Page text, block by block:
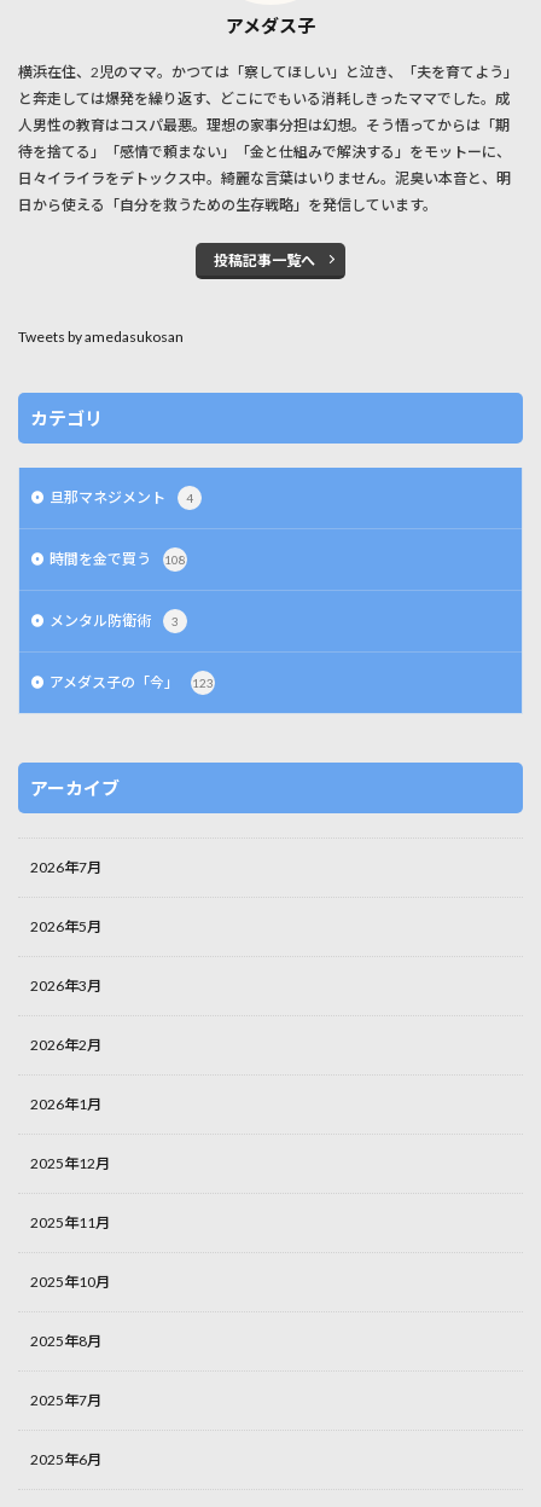
アメダス子
横浜在住、2児のママ。かつては「察してほしい」と泣き、「夫を育てよう」
と奔走しては爆発を繰り返す、どこにでもいる消耗しきったママでした。成
人男性の教育はコスパ最悪。理想の家事分担は幻想。そう悟ってからは「期
待を捨てる」「感情で頼まない」「金と仕組みで解決する」をモットーに、
日々イライラをデトックス中。綺麗な言葉はいりません。泥臭い本音と、明
日から使える「自分を救うための生存戦略」を発信しています。
投稿記事一覧へ
Tweets by amedasukosan
カテゴリ
旦那マネジメント 4
時間を金で買う 108
メンタル防衛術 3
アメダス子の「今」 123
アーカイブ
2026年7月
2026年5月
2026年3月
2026年2月
2026年1月
2025年12月
2025年11月
2025年10月
2025年8月
2025年7月
2025年6月